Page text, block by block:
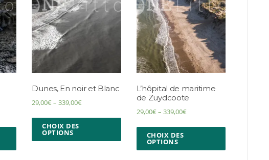
Dunes, En noir et Blanc
29,00€ –339,00€
CHOIX DES
OPTIONS
L’hôpital de maritime
de Zuydcoote
29,00€ – 339,00€
CHOIX DES
OPTIONS